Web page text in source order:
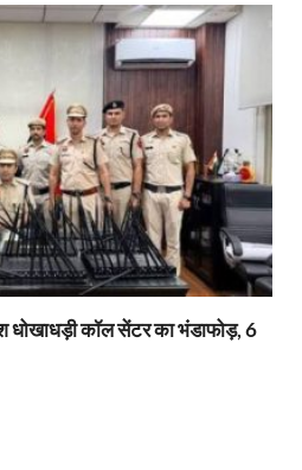
धोखाधड़ी कॉल सेंटर का भंडाफोड़, 6